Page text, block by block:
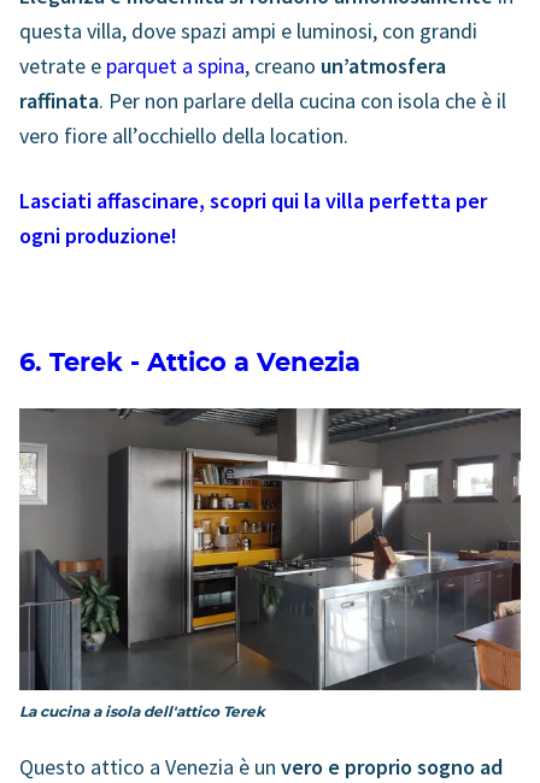
questa villa, dove spazi ampi e luminosi, con grandi
vetrate e parquet a spina, creano un’atmosfera
raffinata. Per non parlare della cucina con isola che è il
vero fiore all’occhiello della location.
Lasciati affascinare, scopri qui la villa perfetta per
ogni produzione!
6. Terek - Attico a Venezia
La cucina a isola dell'attico Terek
Questo attico a Venezia è un vero e proprio sogno ad